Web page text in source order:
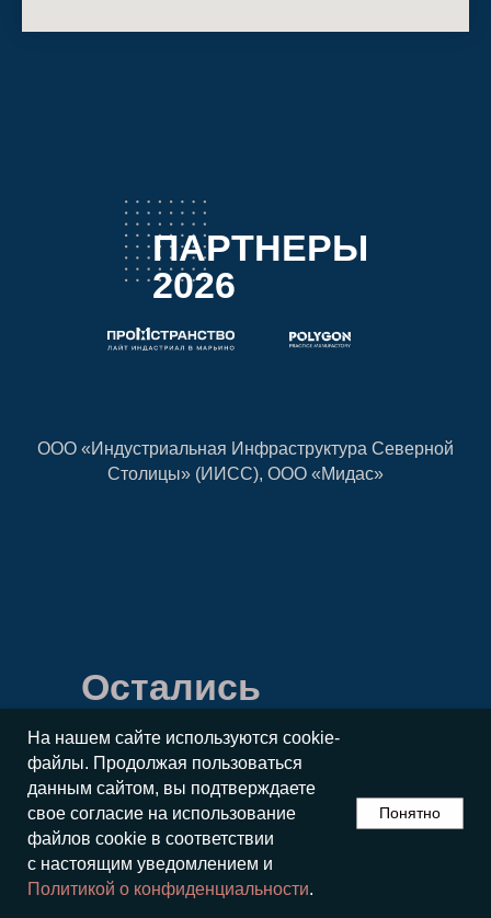
ПАРТНЕРЫ
2026
ООО «Индустриальная Инфраструктура Северной
Столицы» (ИИСС), ООО «Мидас»
Остались
вопросы?
Свяжитесь
с нами
По вопросам участия
в качестве спикера или
На нашем сайте используются cookie-
файлы. Продолжая пользоваться
данным сайтом, вы подтверждаете
свое согласие на использование
файлов cookie в соответствии
с настоящим уведомлением и
Политикой о конфиденциальности.
Понятно